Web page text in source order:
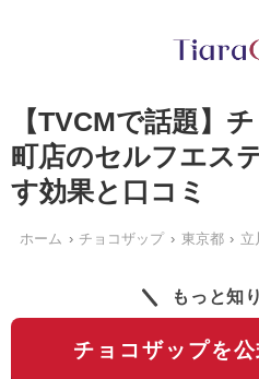
【TVCMで話題】
町店のセルフエス
す効果と口コミ
ホーム チョコザップ 東京都 立
もっと知
チョコザップを